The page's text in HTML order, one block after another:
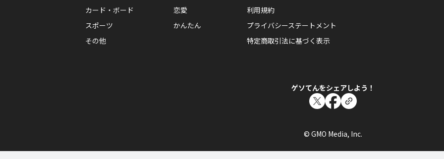
カード・ボード
恋愛
スポーツ
かんたん
その他
利用規約
プライバシーステートメント
特定商取引法に基づく表示
ゲソてんをシェアしよう！
© GMO Media, Inc.